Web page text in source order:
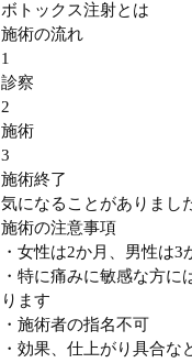
ボトックス注射とは
施術の流れ
1
診察
2
施術
3
施術終了
気になることがありまし
施術の注意事項
・女性は2か月、男性は
・特に痛みに敏感な方
ります
・施術者の指名不可
・効果、仕上がり具合な